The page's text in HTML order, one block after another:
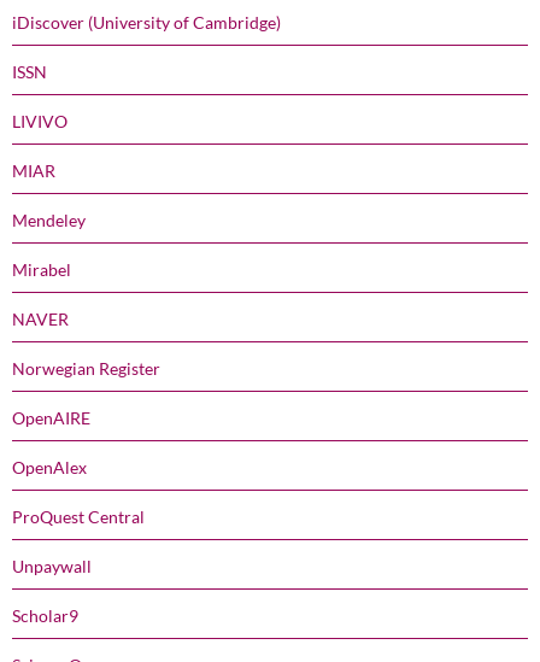
iDiscover (University of Cambridge)
ISSN
LIVIVO
MIAR
Mendeley
Mirabel
NAVER
Norwegian Register
OpenAIRE
OpenAlex
ProQuest Central
Unpaywall
Scholar9